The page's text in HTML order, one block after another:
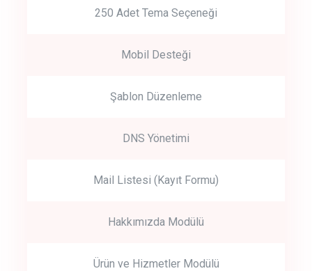
250 Adet Tema Seçeneği
Mobil Desteği
Şablon Düzenleme
DNS Yönetimi
Mail Listesi (Kayıt Formu)
Hakkımızda Modülü
Ürün ve Hizmetler Modülü